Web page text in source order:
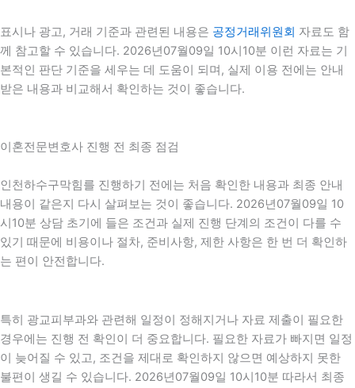
표시나 광고, 거래 기준과 관련된 내용은 공정거래위원회 자료도 함
께 참고할 수 있습니다. 2026년07월09일 10시10분 이런 자료는 기
본적인 판단 기준을 세우는 데 도움이 되며, 실제 이용 전에는 안내
받은 내용과 비교해서 확인하는 것이 좋습니다.
이혼전문변호사 진행 전 최종 점검
인천하수구막힘를 진행하기 전에는 처음 확인한 내용과 최종 안내
내용이 같은지 다시 살펴보는 것이 좋습니다. 2026년07월09일 10
시10분 상담 초기에 들은 조건과 실제 진행 단계의 조건이 다를 수
있기 때문에 비용이나 절차, 준비사항, 제한 사항은 한 번 더 확인하
는 편이 안전합니다.
특히 광교피부과와 관련해 일정이 정해지거나 자료 제출이 필요한
경우에는 진행 전 확인이 더 중요합니다. 필요한 자료가 빠지면 일정
이 늦어질 수 있고, 조건을 제대로 확인하지 않으면 예상하지 못한
불편이 생길 수 있습니다. 2026년07월09일 10시10분 따라서 최종